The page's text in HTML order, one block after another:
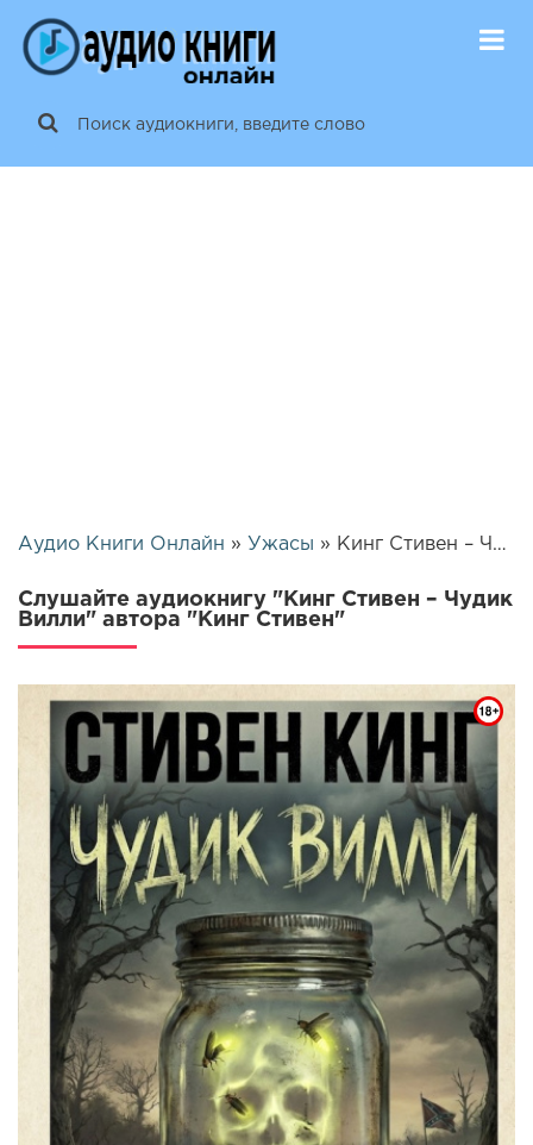
Аудио Книги Онлайн » Ужасы » Кинг Стивен – Чудик Вилли | 26321
Слушайте аудиокнигу "Кинг Стивен – Чудик
Вилли" автора "Кинг Стивен"